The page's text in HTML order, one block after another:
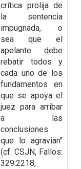
crítica prolija de
la sentencia
impugnada, o
sea que el
apelante debe
rebatir todos y
cada uno de los
fundamentos en
que se apoya el
juez para arribar
a las
conclusiones
que lo agravian"
(cf. CSJN, Fallos:
329:2218,